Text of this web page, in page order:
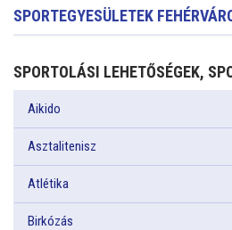
SPORTEGYESÜLETEK
SPORTOLÁSI LEHETŐSÉGEK,
Aikido
Asztalitenisz
Atlétika
Birkózás